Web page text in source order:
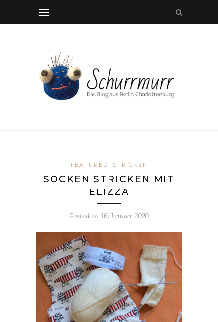
FEATURED STRICKEN
SOCKEN STRICKEN MIT
ELIZZA
Posted on 16. Januar 2020